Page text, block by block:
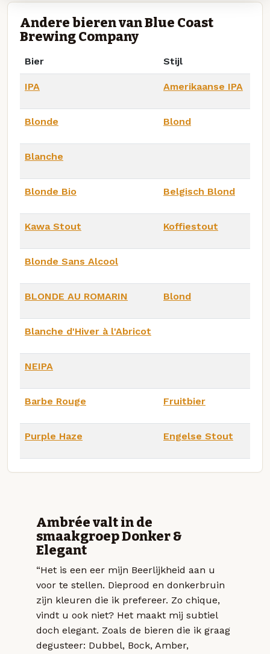
Andere bieren van Blue Coast
Brewing Company
Bier Stijl
IPA Amerikaanse IPA
Blonde Blond
Blanche
Blonde Bio Belgisch Blond
Kawa Stout Koffiestout
Blonde Sans Alcool
BLONDE AU ROMARIN Blond
Blanche d'Hiver à l'Abricot
NEIPA
Barbe Rouge Fruitbier
Purple Haze Engelse Stout
Ambrée valt in de
smaakgroep Donker &
Elegant
“Het is een eer mijn Beerlijkheid aan u
voor te stellen. Dieprood en donkerbruin
zijn kleuren die ik prefereer. Zo chique,
vindt u ook niet? Het maakt mij subtiel
doch elegant. Zoals de bieren die ik graag
degusteer: Dubbel, Bock, Amber,